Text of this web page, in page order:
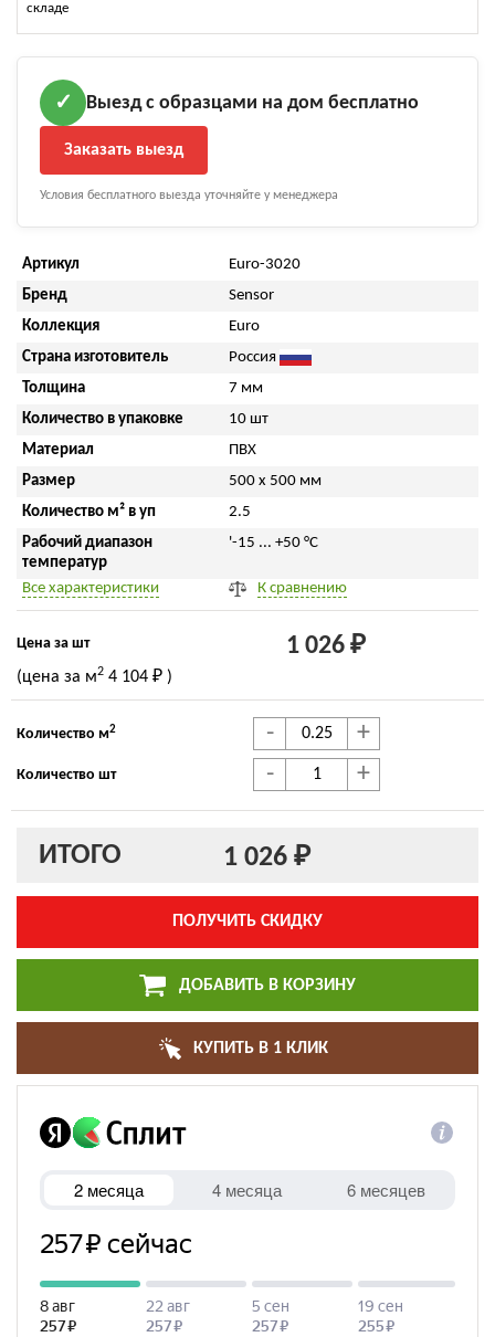
складе
✓ Выезд с образцами на дом бесплатно
Заказать выезд
Условия бесплатного выезда уточняйте у менеджера
Артикул
Euro-3020
Бренд
Sensor
Коллекция
Euro
Страна изготовитель
Россия
Толщина
7 мм
Количество в упаковке
10 шт
Материал
ПВХ
Размер
500 x 500 мм
Количество м² в уп
2.5
Рабочий диапазон
температур
'-15 ... +50 °С
Все характеристики К сравнению
Цена за шт 1 026 ₽
(цена за м2 4 104 ₽ )
Количество м2 - +
Количество шт - +
ИТОГО 1 026 ₽
ПОЛУЧИТЬ СКИДКУ
ДОБАВИТЬ В КОРЗИНУ
КУПИТЬ В 1 КЛИК